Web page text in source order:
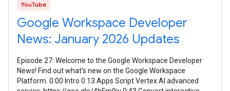
YouTube
Google Workspace Developer
News: January 2026 Updates
Episode 27: Welcome to the Google Workspace Developer
News! Find out what's new on the Google Workspace
Platform. 0:00 Intro 0:13 Apps Script Vertex AI advanced